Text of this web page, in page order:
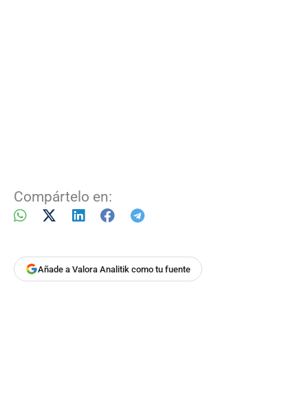
Compártelo en:
Añade a Valora Analitik como tu fuente